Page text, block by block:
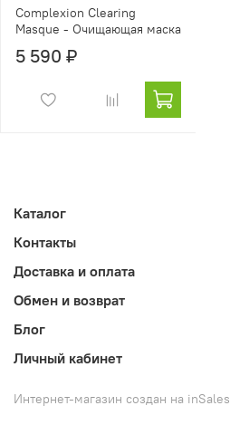
Complexion Clearing
Masque - Очищающая маска
5 590 ₽
Каталог
Контакты
Доставка и оплата
Обмен и возврат
Блог
Личный кабинет
Интернет-магазин создан на inSales